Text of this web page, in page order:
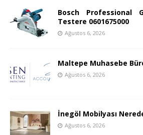
Bosch Professional
Testere 0601675000
Ağustos 6, 2026
Maltepe Muhasebe
Ağustos 6, 2026
İnegöl Mobilyası
Ağustos 6, 2026